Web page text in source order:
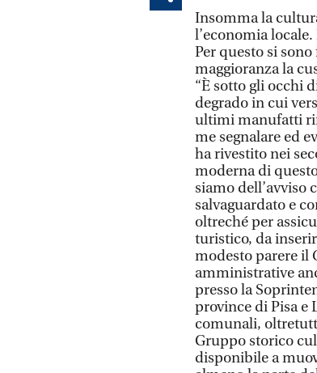
Insomma la
l’economia
Per questo si
maggioranza la
“È sotto gli occhi
degrado in cui
ultimi manufatti
me segnalare ed
ha rivestito nei
moderna di
siamo dell’avviso
salvaguardato e
oltreché per
turistico, da
modesto parere il
amministrative
presso la
province di Pisa e
comunali,
Gruppo storico
disponibile a